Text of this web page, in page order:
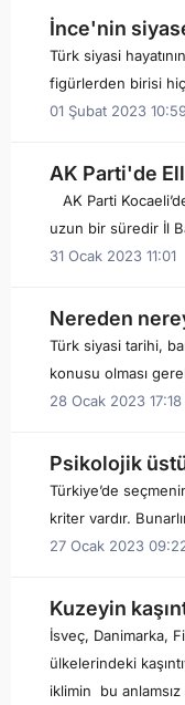
İnce'nin
Türk siyasi
figürlerden birisi
01 Şubat 2023
AK Parti'de
AK Parti
uzun bir süredir İl
31 Ocak 2023 11:01
Nereden
Türk siyasi tarihi,
konusu olması
28 Ocak 2023 17:18
Psikolojik
Türkiye’de
kriter vardır.
27 Ocak 2023
Kuzeyin
İsveç, Danimarka,
ülkelerindeki
iklimin bu